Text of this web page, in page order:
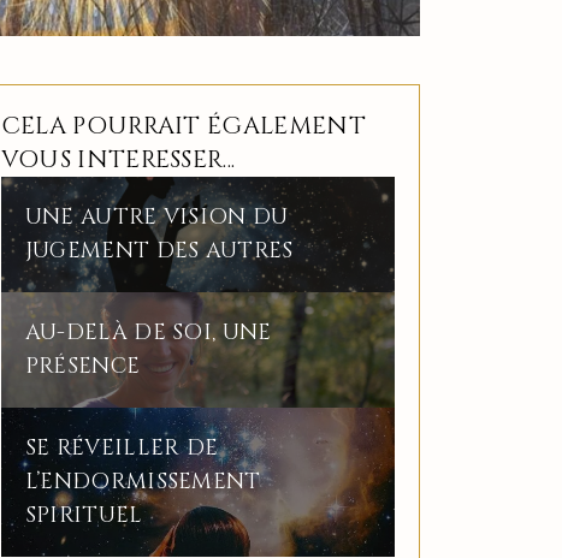
CELA POURRAIT ÉGALEMENT
VOUS INTERESSER...
UNE AUTRE VISION DU
JUGEMENT DES AUTRES
AU-DELÀ DE SOI, UNE
PRÉSENCE
SE RÉVEILLER DE
L’ENDORMISSEMENT
SPIRITUEL